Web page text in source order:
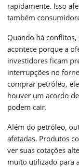
rapidamente. Isso
também
Quando há
acontece porque a
investidores ficam
interrupções no
comprar petróleo,
houver um acordo
podem cair.
Além do petróleo,
afetadas. Produtos
ver suas cotações
muito utilizado para